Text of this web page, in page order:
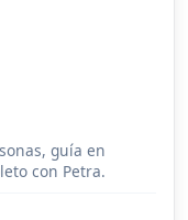
guía en
con Petra.